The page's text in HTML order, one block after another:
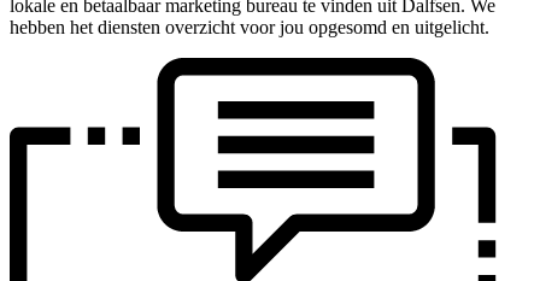
lokale en betaalbaar marketing bureau te vinden uit Dalfsen. We
hebben het diensten overzicht voor jou opgesomd en uitgelicht.